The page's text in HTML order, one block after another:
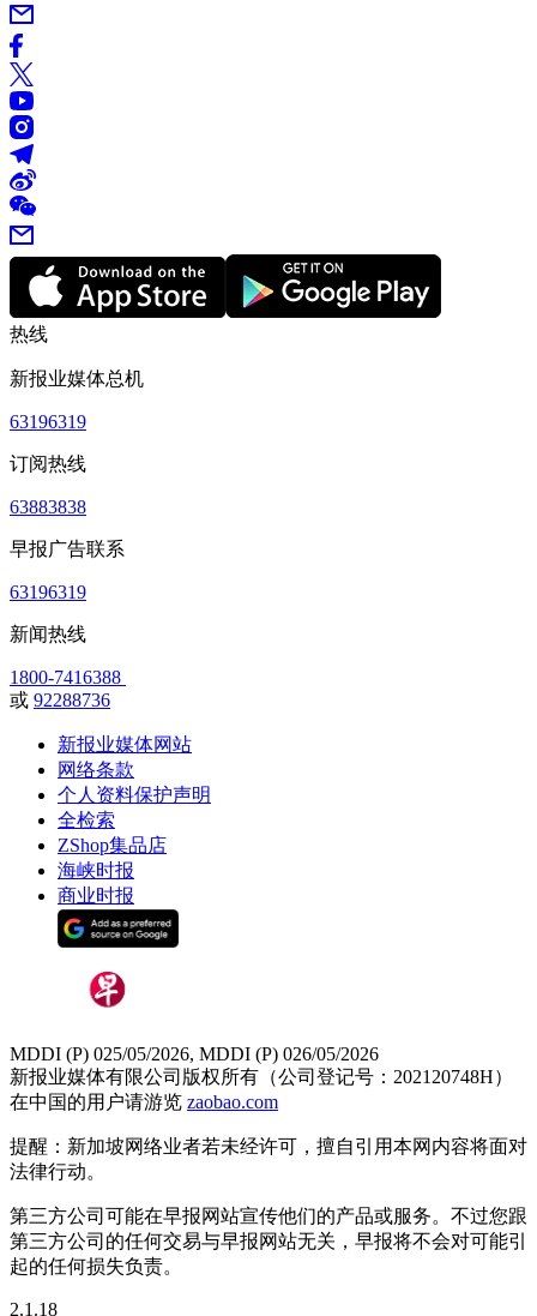
热线
新报业媒体总机
63196319
订阅热线
63883838
早报广告联系
63196319
新闻热线
1800-7416388
或 92288736
新报业媒体网站
网络条款
个人资料保护声明
全检索
ZShop集品店
海峡时报
商业时报
MDDI (P) 025/05/2026, MDDI (P) 026/05/2026
新报业媒体有限公司版权所有（公司登记号：202120748H）
在中国的用户请游览 zaobao.com
提醒：新加坡网络业者若未经许可，擅自引用本网内容将面对
法律行动。
第三方公司可能在早报网站宣传他们的产品或服务。不过您跟
第三方公司的任何交易与早报网站无关，早报将不会对可能引
起的任何损失负责。
2.1.18